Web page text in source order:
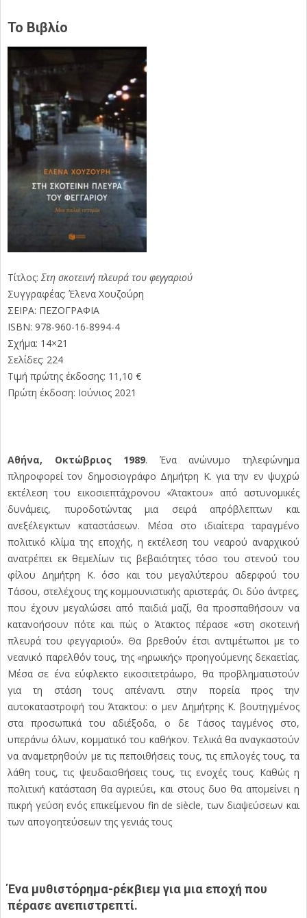
Το Βιβλίο
Τίτλος: Στη σκοτεινή πλευρά του φεγγαριού
Συγγραφέας: Έλενα Χουζούρη
ΣΕΙΡΑ: ΠΕΖΟΓΡΑΦΙΑ
ISBN: 978-960-16-8994-4
Σχήμα: 14×21
Σελίδες: 224
Τιμή πρώτης έκδοσης: 11,10 €
Πρώτη έκδοση: Ιούνιος 2021
Αθήνα, Οκτώβριος 1989. Ένα ανώνυµο τηλεφώνηµα
πληροφορεί τον δηµοσιογράφο Δηµήτρη Κ. για την εν ψυχρώ
εκτέλεση του εικοσιεπτάχρονου «Άτακτου» από αστυνοµικές
δυνάµεις, πυροδοτώντας µια σειρά απρόβλεπτων και
ανεξέλεγκτων καταστάσεων. Μέσα στο ιδιαίτερα ταραγµένο
πολιτικό κλίµα της εποχής, η εκτέλεση του νεαρού αναρχικού
ανατρέπει εκ θεµελίων τις βεβαιότητες τόσο του στενού του
φίλου Δηµήτρη Κ. όσο και του µεγαλύτερου αδερφού του
Τάσου, στελέχους της κοµµουνιστικής αριστεράς. Οι δύο άντρες,
που έχουν µεγαλώσει από παιδιά µαζί, θα προσπαθήσουν να
κατανοήσουν πότε και πώς ο Άτακτος πέρασε «στη σκοτεινή
πλευρά του φεγγαριού». Θα βρεθούν έτσι αντιµέτωποι µε το
νεανικό παρελθόν τους, της «ηρωικής» προηγούµενης δεκαετίας.
Μέσα σε ένα εύφλεκτο εικοσιτετράωρο, θα προβληµατιστούν
για τη στάση τους απέναντι στην πορεία προς την
αυτοκαταστροφή του Άτακτου: ο µεν Δηµήτρης Κ. βουτηγµένος
στα προσωπικά του αδιέξοδα, ο δε Τάσος ταγµένος στο,
υπεράνω όλων, κοµµατικό του καθήκον. Τελικά θα αναγκαστούν
να αναµετρηθούν µε τις πεποιθήσεις τους, τις επιλογές τους, τα
λάθη τους, τις ψευδαισθήσεις τους, τις ενοχές τους. Καθώς η
πολιτική κατάσταση θα αγριεύει, και στους δυο θα αποµείνει η
πικρή γεύση ενός επικείµενου fin de siècle, των διαψεύσεων και
των απογοητεύσεων της γενιάς τους
Ένα µυθιστόρηµα-ρέκβιεµ για µια εποχή που
πέρασε ανεπιστρεπτί.